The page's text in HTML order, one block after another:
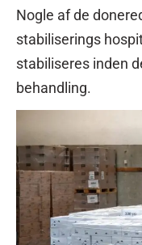
Nogle af de
stabiliserings
stabiliseres inden
behandling.